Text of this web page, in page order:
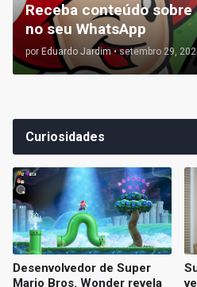
Receba conteúdo sobre
no seu WhatsApp
por Eduardo Jardim • setembro 29,
Curiosidades
Desenvolvedor de Super
Mario Bros. Wonder revela